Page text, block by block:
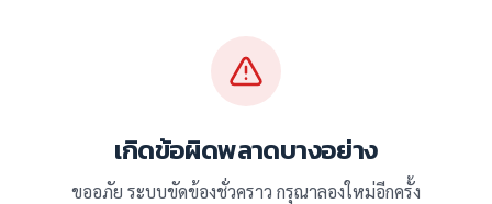
เกิดข้อผิดพลาดบางอย่าง
ขออภัย ระบบขัดข้องชั่วคราว กรุณาลองใหม่อีกครั้ง